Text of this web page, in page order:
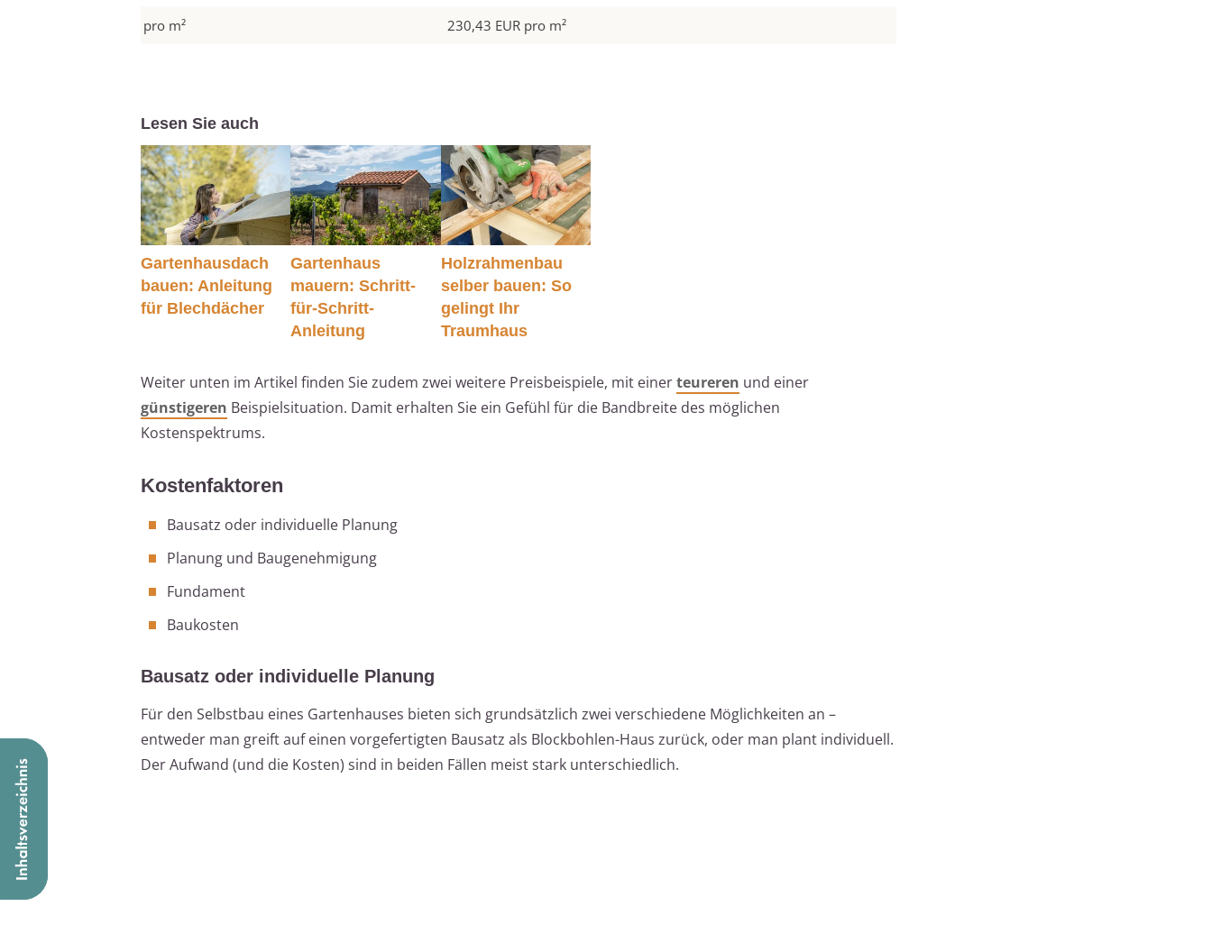
pro m² 230,43 EUR pro m²
Lesen Sie auch
Gartenhausdach
bauen: Anleitung
für Blechdächer
Gartenhaus
mauern: Schritt-
für-Schritt-
Anleitung
Holzrahmenbau
selber bauen: So
gelingt Ihr
Traumhaus
Weiter unten im Artikel finden Sie zudem zwei weitere Preisbeispiele, mit einerteureren und einer
günstigeren Beispielsituation. Damit erhalten Sie ein Gefühl für die Bandbreite des möglichen
Kostenspektrums.
Kostenfaktoren
Bausatz oder individuelle Planung
Planung und Baugenehmigung
Fundament
Baukosten
Bausatz oder individuelle Planung
Für den Selbstbau eines Gartenhauses bieten sich grundsätzlich zwei verschiedene Möglichkeiten an –
entweder man greift auf einen vorgefertigten Bausatz als Blockbohlen-Haus zurück, oder man plant individuell.
Der Aufwand (und die Kosten) sind in beiden Fällen meist stark unterschiedlich.